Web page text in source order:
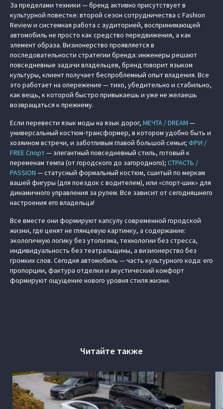
За пределами техники — бренд активно присутствует в
культурной повестке: второй сезон сотрудничества с Fashion
Review и системная работа с аудиторией, воспринимающей
автомобиль не просто как средство передвижения, а как
элемент образа. Визионерство проявляется в
последовательности стратегии бренда: инженеры решают
повседневные задачи владельцев, бренд говорит языком
культуры, клиент получает беспроблемный опыт владения. Все
это работает на опережение — тихо, убедительно и стабильно,
как вещь, к которой быстро привыкаешь и уже не желаешь
возвращаться к прежнему.
Если перевести язык моды на язык дорог, МЕЧТА / DREAM —
универсальный костюм‑трансформер, в котором удобно быть и
хозяином встречи, и заботливым главой большой семьи; ФРИ /
FREE Спорт— элегантный повседневный стиль, готовый к
переменам темпа (от городского до загородного); СТРАСТЬ /
PASSION — статусный формальный костюм, сшитый по меркам
вашей фигуры (для поездок с водителем), или «спорт-шик» для
динамичного управления за рулем. Все зависит от сегодняшнего
настроения его владельца!
Все вместе они формируют капсулу современной городской
жизни, где ценят не глянцевую картинку, а содержание:
экологичную логику без утопизма, технологии без стресса,
индивидуальность без театральщины, а визионерство без
громких слов. Сегодня автомобиль — часть культурного кода: его
пропорции, фактура отделки и акустический комфорт
формируют ощущение нового уровня стиля жизни.
Читайте также